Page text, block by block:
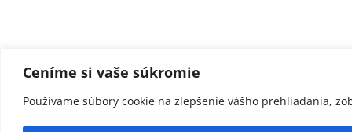
Ceníme si vaše súkromie
Používame súbory cookie na zlepšenie vášho prehliadania,